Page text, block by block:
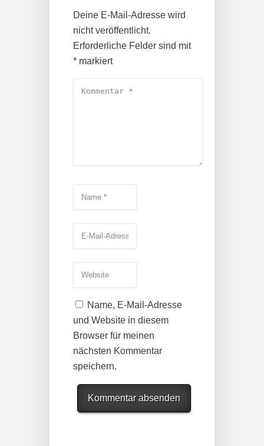
Deine E-Mail-Adresse wird
nicht veröffentlicht.
Erforderliche Felder sind mit
* markiert
Name, E-Mail-Adresse
und Website in diesem
Browser für meinen
nächsten Kommentar
speichern.